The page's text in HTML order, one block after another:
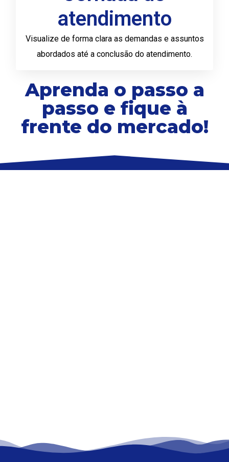
atendimento
Visualize de forma clara as demandas e assuntos
abordados até a conclusão do atendimento.
Aprenda o passo a
passo e fique à
frente do mercado!